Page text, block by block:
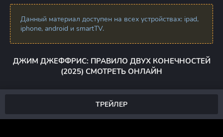
Данный материал доступен на всех устройствах: ipad,
iphone, android и smartTV.
ДЖИМ ДЖЕФФРИС: ПРАВИЛО ДВУХ КОНЕЧНОСТЕЙ
(2025) СМОТРЕТЬ ОНЛАЙН
ТРЕЙЛЕР